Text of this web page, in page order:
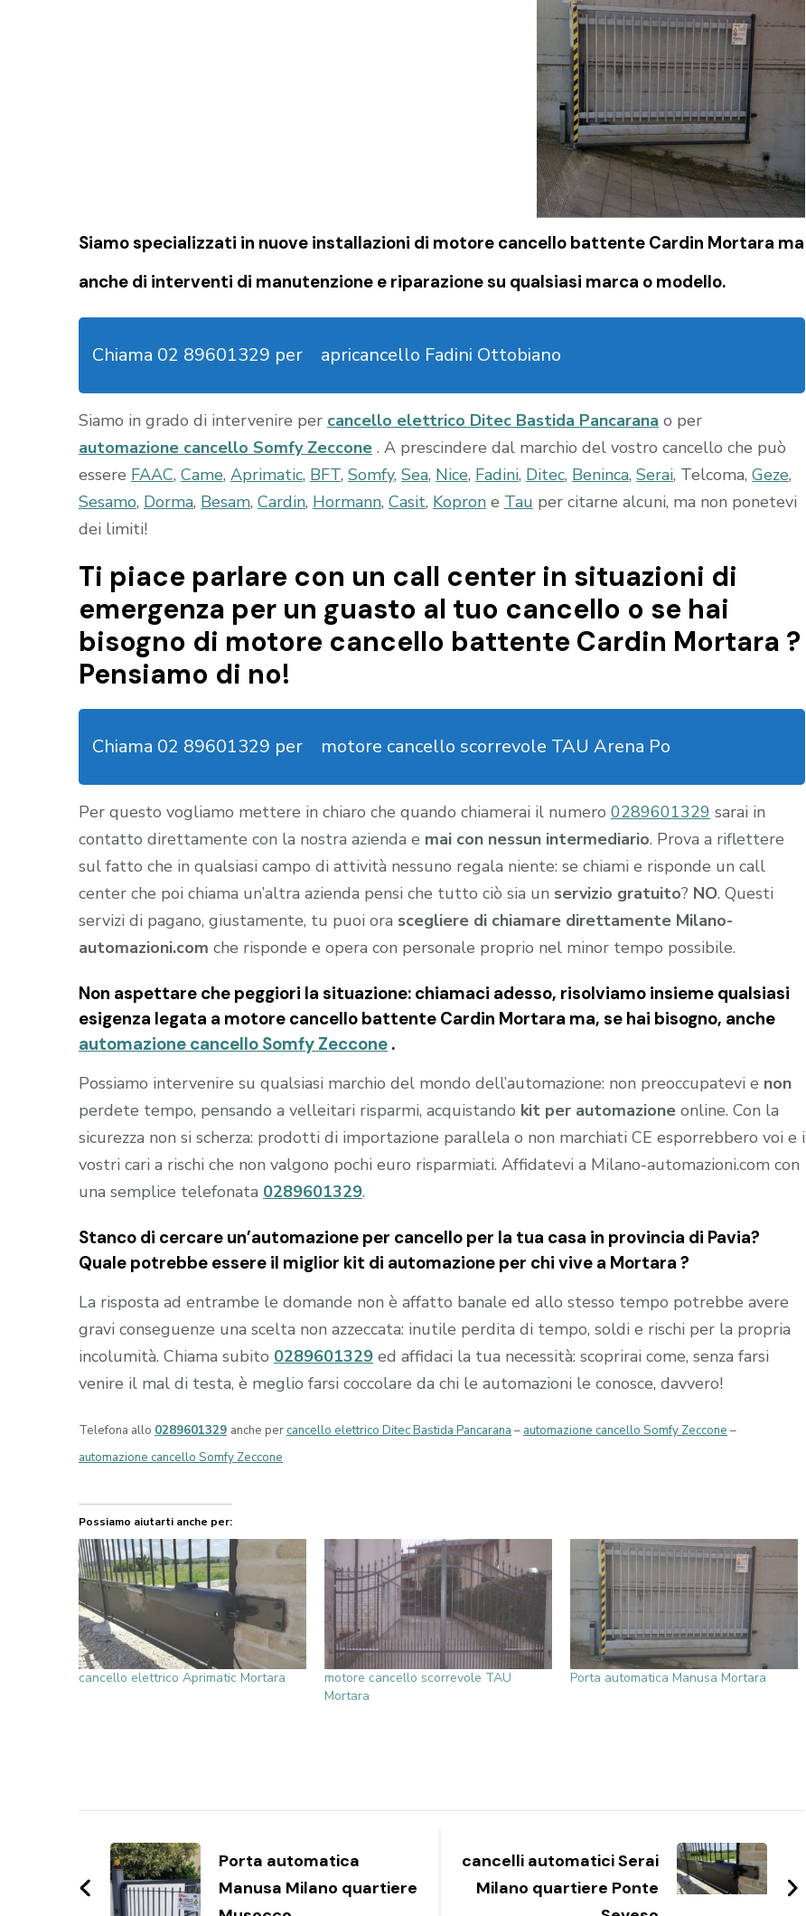
Siamo specializzati in nuove installazioni di motore cancello battente Cardin Mortara ma
anche di interventi di manutenzione e riparazione su qualsiasi marca o modello.
Chiama 02 89601329 per apricancello Fadini Ottobiano
Siamo in grado di intervenire per cancello elettrico Ditec Bastida Pancarana o per
automazione cancello Somfy Zeccone . A prescindere dal marchio del vostro cancello che può
essere FAAC, Came, Aprimatic, BFT, Somfy, Sea, Nice, Fadini, Ditec, Beninca, Serai, Telcoma, Geze,
Sesamo, Dorma, Besam, Cardin, Hormann, Casit, Kopron e Tau per citarne alcuni, ma non ponetevi
dei limiti!
Ti piace parlare con un call center in situazioni di
emergenza per un guasto al tuo cancello o se hai
bisogno di motore cancello battente Cardin Mortara ?
Pensiamo di no!
Chiama 02 89601329 per motore cancello scorrevole TAU Arena Po
Per questo vogliamo mettere in chiaro che quando chiamerai il numero 0289601329 sarai in
contatto direttamente con la nostra azienda e mai con nessun intermediario. Prova a riflettere
sul fatto che in qualsiasi campo di attività nessuno regala niente: se chiami e risponde un call
center che poi chiama un’altra azienda pensi che tutto ciò sia un servizio gratuito? NO. Questi
servizi di pagano, giustamente, tu puoi ora scegliere di chiamare direttamente Milano-
automazioni.com che risponde e opera con personale proprio nel minor tempo possibile.
Non aspettare che peggiori la situazione: chiamaci adesso, risolviamo insieme qualsiasi
esigenza legata a motore cancello battente Cardin Mortara ma, se hai bisogno, anche
automazione cancello Somfy Zeccone .
Possiamo intervenire su qualsiasi marchio del mondo dell’automazione: non preoccupatevi e non
perdete tempo, pensando a velleitari risparmi, acquistando kit per automazione online. Con la
sicurezza non si scherza: prodotti di importazione parallela o non marchiati CE esporrebbero voi e i
vostri cari a rischi che non valgono pochi euro risparmiati. Affidatevi a Milano-automazioni.com con
una semplice telefonata 0289601329.
Stanco di cercare un’automazione per cancello per la tua casa in provincia di Pavia?
Quale potrebbe essere il miglior kit di automazione per chi vive a Mortara ?
La risposta ad entrambe le domande non è affatto banale ed allo stesso tempo potrebbe avere
gravi conseguenze una scelta non azzeccata: inutile perdita di tempo, soldi e rischi per la propria
incolumità. Chiama subito 0289601329 ed affidaci la tua necessità: scoprirai come, senza farsi
venire il mal di testa, è meglio farsi coccolare da chi le automazioni le conosce, davvero!
Telefona allo 0289601329 anche percancello elettrico Ditec Bastida Pancarana – automazione cancello Somfy Zeccone –
automazione cancello Somfy Zeccone
Possiamo aiutarti anche per:
cancello elettrico Aprimatic Mortara
motore cancello scorrevole TAU
Mortara
Porta automatica Manusa Mortara
articoli
Porta automatica
Manusa Milano quartiere
cancelli automatici Serai
Milano quartiere Ponte